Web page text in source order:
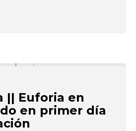
|| Euforia en
en primer día